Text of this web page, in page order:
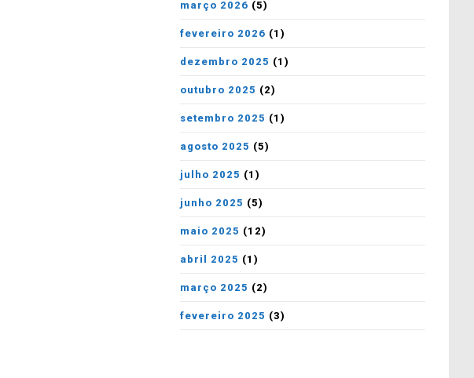
março 2026 (5)
fevereiro 2026 (1)
dezembro 2025 (1)
outubro 2025 (2)
setembro 2025 (1)
agosto 2025 (5)
julho 2025 (1)
junho 2025 (5)
maio 2025 (12)
abril 2025 (1)
março 2025 (2)
fevereiro 2025 (3)